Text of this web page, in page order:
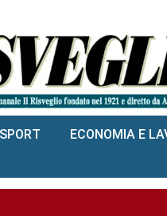
SPORT ECONOMIA E